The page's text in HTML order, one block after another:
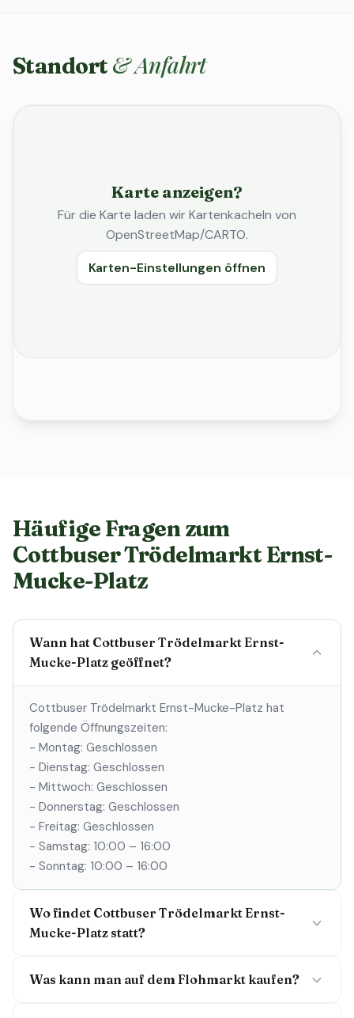
Standort & Anfahrt
Karte anzeigen?
Für die Karte laden wir Kartenkacheln von
OpenStreetMap/CARTO.
Karten-Einstellungen öffnen
Häufige Fragen zum
Cottbuser Trödelmarkt Ernst-
Mucke-Platz
Wann hat Cottbuser Trödelmarkt Ernst-
Mucke-Platz geöffnet?
Cottbuser Trödelmarkt Ernst-Mucke-Platz hat
folgende Öffnungszeiten:
- Montag: Geschlossen
- Dienstag: Geschlossen
- Mittwoch: Geschlossen
- Donnerstag: Geschlossen
- Freitag: Geschlossen
- Samstag: 10:00 – 16:00
- Sonntag: 10:00 – 16:00
Wo findet Cottbuser Trödelmarkt Ernst-
Mucke-Platz statt?
Was kann man auf dem Flohmarkt kaufen?